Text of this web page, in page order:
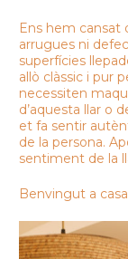
I FEEL CGLleida
Contacte
Borsa de treball
Ens hem cansat
arrugues ni
superfícies
allò clàssic i pur
necessiten
d’aquesta llar o
et fa sentir
de la persona.
sentiment de la
Benvingut a